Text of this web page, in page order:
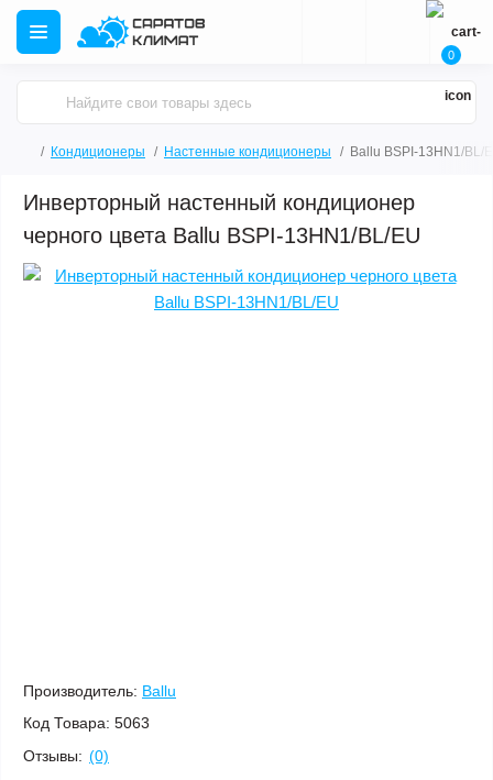
0
Кондиционеры Настенные кондиционеры Ballu BSPI-13HN1/BL/
Инверторный настенный кондиционер
черного цвета Ballu BSPI-13HN1/BL/EU
Производитель: Ballu
Код Товара: 5063
Отзывы: (0)